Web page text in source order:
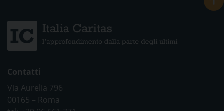
Contatti
Via Aurelia 796
00165 – Roma